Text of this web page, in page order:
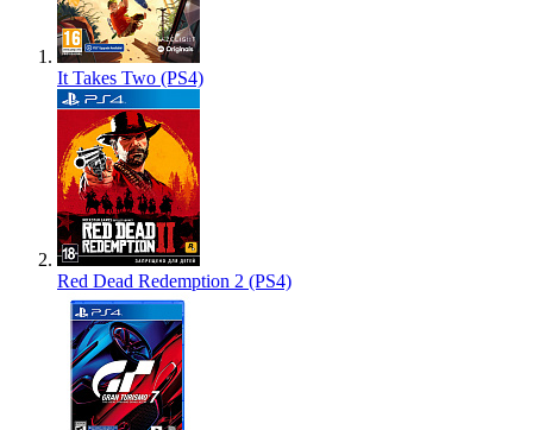
It Takes Two (PS4)
Red Dead Redemption 2 (PS4)